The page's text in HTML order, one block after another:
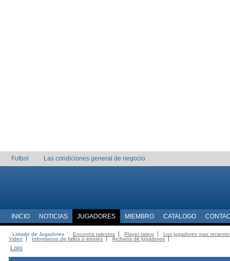
Futbol Las condiciones general de negocio
INICIO NOTICIAS JUGADORES MIEMBRO CATALOGO
Listado de Jugadores Encontra talentos Player rating
Los jugadores mas
Video
Informanos de fallos o errores Archivos de jugadores
Lolo